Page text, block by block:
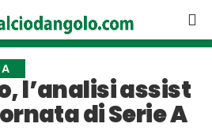
l’analisi assist
di Serie A